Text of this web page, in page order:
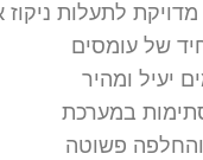
לתעלות ניקוז
של עומסים
יעיל ומהיר
במערכת
פשוטה